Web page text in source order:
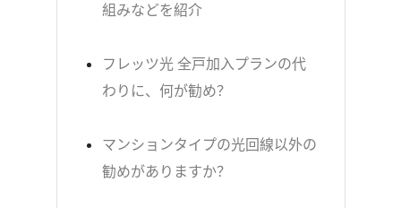
組みなどを紹介
フレッツ光 全戸加入プランの代
わりに、何が勧め？
マンションタイプの光回線以外の
勧めがありますか？